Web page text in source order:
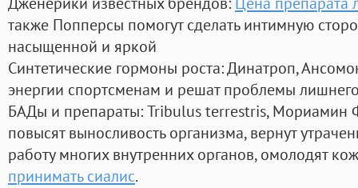
также Попперсы помогут сделать интимную
насыщенной и яркой
Синтетические гормоны роста: Динатроп,
энергии спортсменам и решат проблемы
БАДы и препараты:Tribulus terrestris, Мориамин
повысят выносливость организма, вернут
работу многих внутренних органов, омолодят
принимать сиалис.